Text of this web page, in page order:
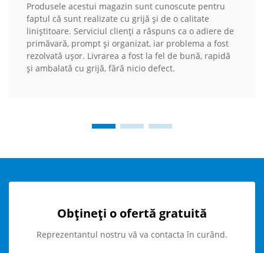
Produsele acestui magazin sunt cunoscute pentru
faptul că sunt realizate cu grijă și de o calitate
liniștitoare. Serviciul clienți a răspuns ca o adiere de
primăvară, prompt și organizat, iar problema a fost
rezolvată ușor. Livrarea a fost la fel de bună, rapidă
și ambalată cu grijă, fără nicio defect.
Obțineți o ofertă gratuită
Reprezentantul nostru vă va contacta în curând.